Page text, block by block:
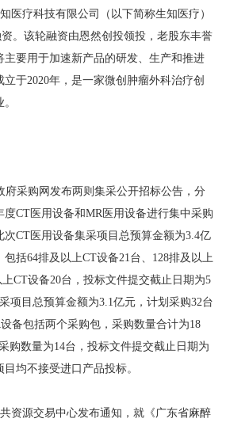
疗科技有限公司（以下简称生知医疗）
。该轮融资由恩然创投领投，老股东丰誉
主要用于加速新产品的研发、生产和推进
于2020年，是一家微创肿瘤外科治疗创
采购网发布两则集采公开招标公告，分
CT医用设备和MR医用设备进行集中采购
CT医用设备集采项目总预算金额为3.4亿
括64排及以上CT设备21台、128排及以上
CT设备20台，投标文件提交截止日期为5
项目总预算金额为3.1亿元，计划采购32台
备包括两个采购包，采购数量合计为18
购数量为14台，投标文件提交截止日期为
均不接受进口产品投标。
源交易中心发布通知，就《广东省麻醉